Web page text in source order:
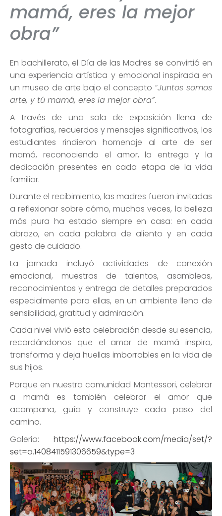
mamá, eres la mejor
obra”
En bachillerato, el Día de las Madres se convirtió en
una experiencia artística y emocional inspirada en
un museo de arte bajo el concepto “Juntos somos
arte, y tú mamá, eres la mejor obra”.
A través de una sala de exposición llena de
fotografías, recuerdos y mensajes significativos, los
estudiantes rindieron homenaje al arte de ser
mamá, reconociendo el amor, la entrega y la
dedicación presentes en cada etapa de la vida
familiar.
Durante el recibimiento, las madres fueron invitadas
a reflexionar sobre cómo, muchas veces, la belleza
más pura ha estado siempre en casa: en cada
abrazo, en cada palabra de aliento y en cada
gesto de cuidado.
La jornada incluyó actividades de conexión
emocional, muestras de talentos, asambleas,
reconocimientos y entrega de detalles preparados
especialmente para ellas, en un ambiente lleno de
sensibilidad, gratitud y admiración.
Cada nivel vivió esta celebración desde su esencia,
recordándonos que el amor de mamá inspira,
transforma y deja huellas imborrables en la vida de
sus hijos.
Porque en nuestra comunidad Montessori, celebrar
a mamá es también celebrar el amor que
acompaña, guía y construye cada paso del
camino.
Galeria: https://www.facebook.com/media/set/?
set=a.1408411591306659&type=3